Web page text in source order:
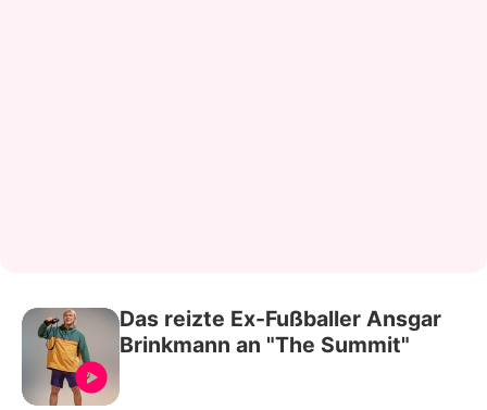
Das reizte Ex-Fußballer Ansgar
Brinkmann an "The Summit"